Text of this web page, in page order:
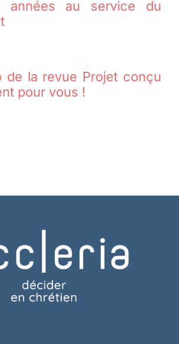
années au service du
de la revue Projet conçu
pour vous !